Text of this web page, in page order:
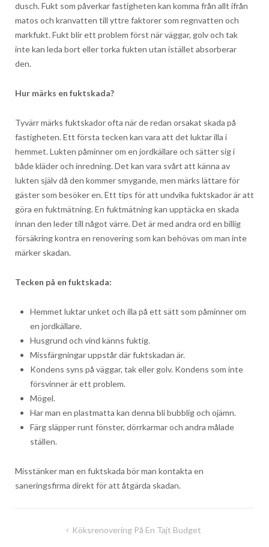
dusch. Fukt som påverkar fastigheten kan komma från allt ifrån
matos och kranvatten till yttre faktorer som regnvatten och
markfukt. Fukt blir ett problem först när väggar, golv och tak
inte kan leda bort eller torka fukten utan istället absorberar
den.
Hur märks en fuktskada?
Tyvärr märks fuktskador ofta när de redan orsakat skada på
fastigheten. Ett första tecken kan vara att det luktar illa i
hemmet. Lukten påminner om en jordkällare och sätter sig i
både kläder och inredning. Det kan vara svårt att känna av
lukten själv då den kommer smygande, men märks lättare för
gäster som besöker en. Ett tips för att undvika fuktskador är att
göra en fuktmätning. En fuktmätning kan upptäcka en skada
innan den leder till något värre. Det är med andra ord en billig
försäkring kontra en renovering som kan behövas om man inte
märker skadan.
Tecken på en fuktskada:
Hemmet luktar unket och illa på ett sätt som påminner om
en jordkällare.
Husgrund och vind känns fuktig.
Missfärgningar uppstår där fuktskadan är.
Kondens syns på väggar, tak eller golv. Kondens som inte
försvinner är ett problem.
Mögel.
Har man en plastmatta kan denna bli bubblig och ojämn.
Färg släpper runt fönster, dörrkarmar och andra målade
ställen.
Misstänker man en fuktskada bör man kontakta en
saneringsfirma direkt för att åtgärda skadan.
Köksrenovering På En Tajt Budget